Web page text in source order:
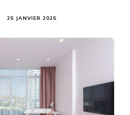
25 JANVIER 2025